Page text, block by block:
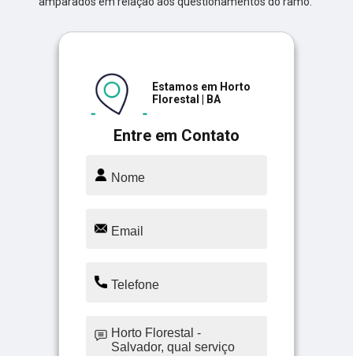
Entre em Contato
Estamos em Horto
Florestal | BA